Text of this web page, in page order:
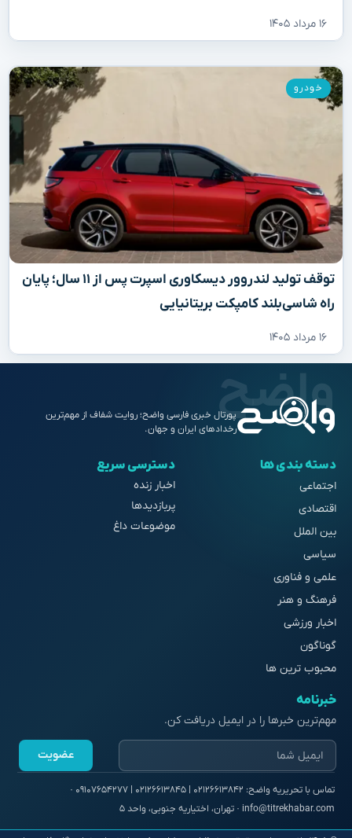
۱۶ مرداد ۱۴۰۵
توقف تولید لندروور دیسکاوری اسپرت پس از ۱۱ سال؛ پایان
راه شاسی‌بلند کامپکت بریتانیایی
۱۶ مرداد ۱۴۰۵
خودرو
پورتال خبری فارسی واضح؛ روایت شفاف از مهم‌ترین
رخدادهای ایران و جهان.
دسته بندی ها
اجتماعی
اقتصادی
بین الملل
سیاسی
علمی و فناوری
فرهنگ و هنر
اخبار ورزشی
گوناگون
محبوب ترین ها
دسترسی سریع
اخبار زنده
پربازدیدها
موضوعات داغ
خبرنامه
مهم‌ترین خبرها را در ایمیل دریافت کن.
عضویت